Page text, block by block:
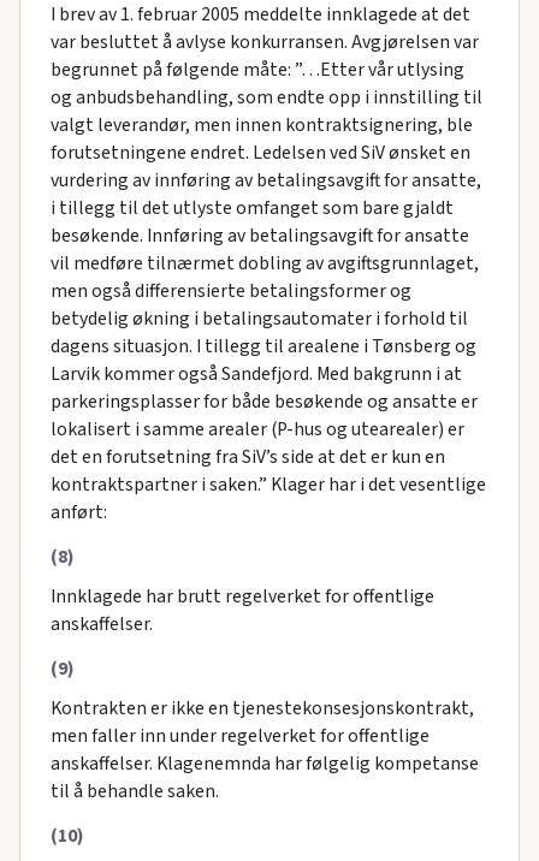
I brev av 1. februar 2005 meddelte innklagede at det
var besluttet å avlyse konkurransen. Avgjørelsen var
begrunnet på følgende måte: ”…Etter vår utlysing
og anbudsbehandling, som endte opp i innstilling til
valgt leverandør, men innen kontraktsignering, ble
forutsetningene endret. Ledelsen ved SiV ønsket en
vurdering av innføring av betalingsavgift for ansatte,
i tillegg til det utlyste omfanget som bare gjaldt
besøkende. Innføring av betalingsavgift for ansatte
vil medføre tilnærmet dobling av avgiftsgrunnlaget,
men også differensierte betalingsformer og
betydelig økning i betalingsautomater i forhold til
dagens situasjon. I tillegg til arealene i Tønsberg og
Larvik kommer også Sandefjord. Med bakgrunn i at
parkeringsplasser for både besøkende og ansatte er
lokalisert i samme arealer (P-hus og utearealer) er
det en forutsetning fra SiV’s side at det er kun en
kontraktspartner i saken.” Klager har i det vesentlige
anført:
(8)
Innklagede har brutt regelverket for offentlige
anskaffelser.
(9)
Kontrakten er ikke en tjenestekonsesjonskontrakt,
men faller inn under regelverket for offentlige
anskaffelser. Klagenemnda har følgelig kompetanse
til å behandle saken.
(10)